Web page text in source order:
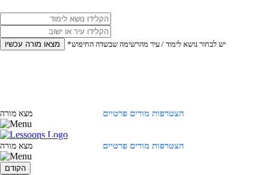
מצאו מורה עכשיו *יש לבחור נושא לימוד / עיר מהרשימה שבשדה החיפוש
הצטרפות מורים פרטיים מצא מורה
הצטרפות מורים פרטיים מצא מורה
הקודם